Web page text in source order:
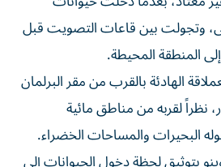
وتجولت بين قاعات التصويت قبل
المنطقة المحيطة.
الهادئة بالقرب من مقر البرلمان
نظراً لقربه من مناطق مائية
البحيرات والمساحات الخضراء.